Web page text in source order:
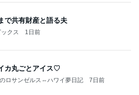
で共有財産と語る夫
クス 1日前
カ丸ごとアイス♡
ロサンゼルス⇔ハワイ夢日記 7日前